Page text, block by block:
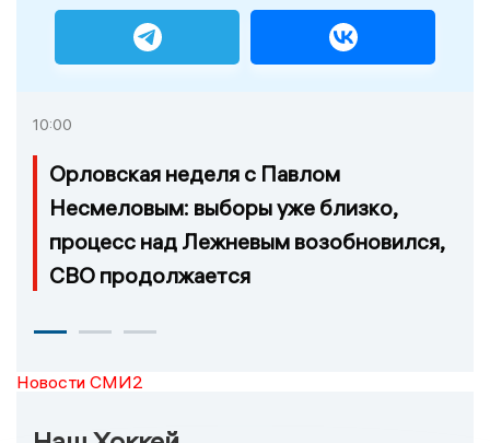
10:00
Орловская неделя с Павлом
Несмеловым: выборы уже близко,
процесс над Лежневым возобновился,
СВО продолжается
Новости СМИ2